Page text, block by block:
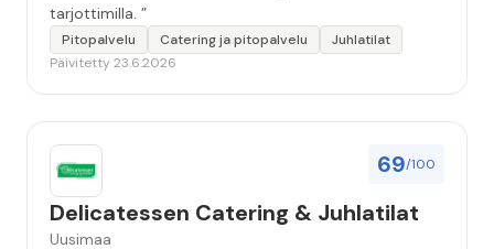
tarjottimilla. ”
Pitopalvelu Catering ja pitopalvelu
Juhlatilat
Päivitetty 23.6.2026
69/100
Delicatessen Catering & Juhlatilat
Uusimaa